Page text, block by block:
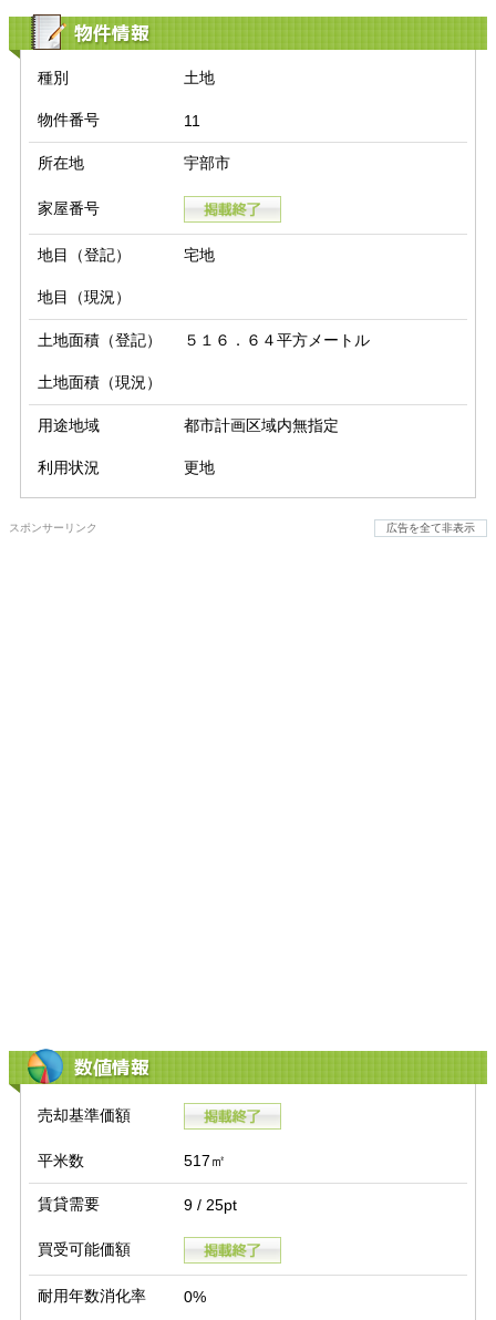
物件情報
種別 土地
物件番号 11
所在地 宇部市
家屋番号
地目（登記） 宅地
地目（現況）
土地面積（登記） ５１６．６４平方メートル
土地面積（現況）
用途地域 都市計画区域内無指定
利用状況 更地
スポンサーリンク 広告を全て非表示
数値情報
売却基準価額
平米数 517㎡
賃貸需要 9 / 25pt
買受可能価額
耐用年数消化率 0%